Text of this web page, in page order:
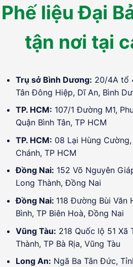
Phế liệu Đại
tận nơi tại
Trụ sở Bình Dương: 20/4A tổ
Tân Đông Hiệp, Dĩ An, Bình
TP. HCM: 107/1 Đường M1,
Quận Bình Tân, TP HCM
TP. HCM: 08 Lại Hùng
Chánh, TP HCM
Đồng Nai: 152 Võ Nguyên
Long Thành, Đồng Nai
Đồng Nai: 118 Đường Bùi Văn
Bình, TP Biên Hoà, Đồng Nai
Vũng Tàu: 218 Quốc lộ 51 Xã
Thành, TP Bà Rịa, Vũng Tàu
Long An: Ngã Ba Tân Đức,